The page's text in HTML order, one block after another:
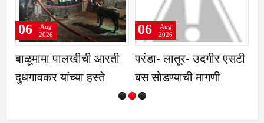
बाळूमामा पालखीची आरती
दुधगावकर यांच्या हस्ते
06
Aug
2026
परंडा- लातूर- उदगीर एसटी
बस सोडण्याची मागणी
06
Aug
2026